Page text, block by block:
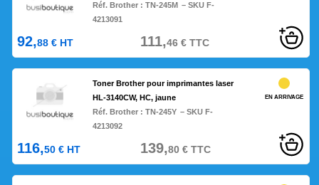
Réf. Brother :TN-245M – SKU F-
4213091
92,88 € HT 111,46€TTC
Toner Brother pour imprimantes laser
HL-3140CW, HC, jaune
Réf. Brother :TN-245Y – SKU F-
4213092
EN ARRIVAGE
116,50 € HT 139,80€TTC